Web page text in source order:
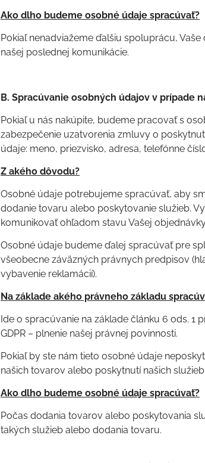
Ako dlho budeme osobné údaje spracúvať?
Pokiaľ nenadviažeme ďalšiu spoluprácu,
našej poslednej komunikácie.
B. Spracúvanie osobných údajov v prípade
Pokiaľ u nás nakúpite, budeme pracovať s
zabezpečenie uzatvorenia zmluvy o
údaje: meno, priezvisko, adresa, telefónne
Z akého dôvodu?
Osobné údaje potrebujeme spracúvať, aby
dodanie tovaru alebo poskytovanie služieb.
komunikovať ohľadom stavu Vašej
Osobné údaje budeme ďalej spracúvať pre
všeobecne záväzných právnych predpisov
vybavenie reklamácií).
Na základe akého právneho základu
Ide o spracúvanie na základe článku 6 ods. 1
GDPR – plnenie našej právnej povinnosti.
Pokiaľ by ste nám tieto osobné údaje
našich tovarov alebo poskytnutí našich služieb.
Ako dlho budeme osobné údaje spracúvať?
Počas dodania tovarov alebo poskytovania
takých služieb alebo dodania tovaru.